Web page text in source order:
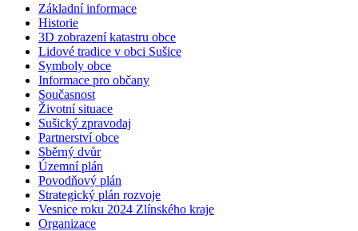
Základní informace
Historie
3D zobrazení katastru obce
Lidové tradice v obci Sušice
Symboly obce
Informace pro občany
Současnost
Životní situace
Sušický zpravodaj
Partnerství obce
Sběrný dvůr
Územní plán
Povodňový plán
Strategický plán rozvoje
Vesnice roku 2024 Zlínského kraje
Organizace